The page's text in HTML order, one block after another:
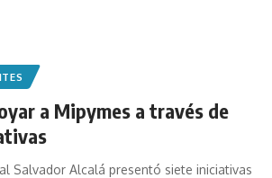
a Mipymes a través de
Salvador Alcalá presentó siete iniciativas